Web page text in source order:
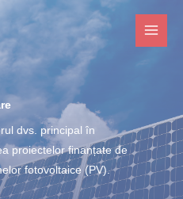
dvs. principal în
proiectelor finanțate de
fotovoltaice (PV).